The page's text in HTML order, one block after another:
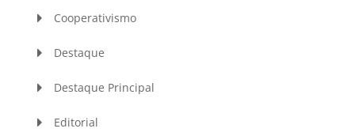
Cooperativismo
Destaque
Destaque Principal
Editorial